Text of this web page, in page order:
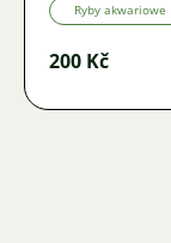
Ryby akwariowe
200 Kč